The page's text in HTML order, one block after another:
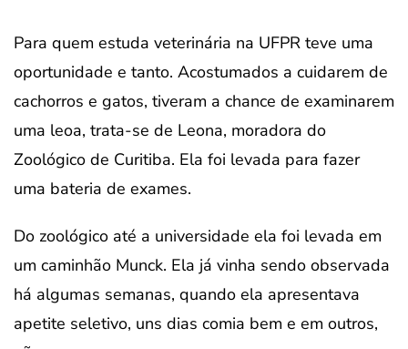
Para quem estuda veterinária na UFPR teve uma
oportunidade e tanto. Acostumados a cuidarem de
cachorros e gatos, tiveram a chance de examinarem
uma leoa, trata-se de Leona, moradora do
Zoológico de Curitiba. Ela foi levada para fazer
uma bateria de exames.
Do zoológico até a universidade ela foi levada em
um caminhão Munck. Ela já vinha sendo observada
há algumas semanas, quando ela apresentava
apetite seletivo, uns dias comia bem e em outros,